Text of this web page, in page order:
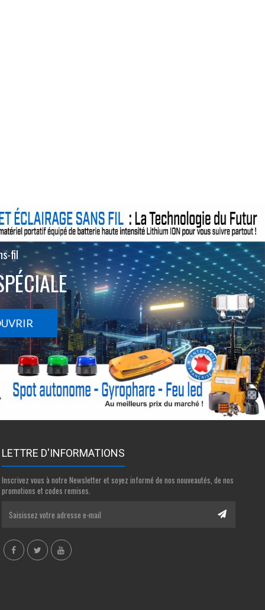
fil
LETTRE D'INFORMATIONS
Inscrivez vous à notre Newsletter et soyez informé de nos nouveautés, de nos
promotions et codes remises.